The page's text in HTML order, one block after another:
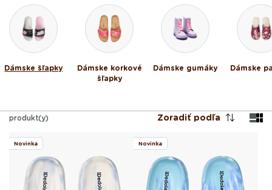
Dámske šľapky
Dámske korkové
šľapky
Dámske gumáky Dámske
produkt(y) Zoradiť podľa
Novinka Novinka